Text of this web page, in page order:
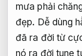
mưa phải
đẹp. Dễ dùng
đã ra đời từ
nó ra đời tune